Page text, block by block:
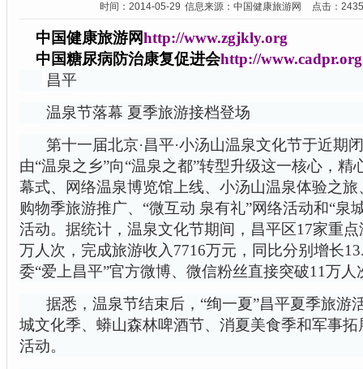
时间：2014-05-29 信息来源：中国健康旅游网 点击：
中国健康旅游网http://www.zgjkly.org
中国糖尿病防治康复促进会http://
昌平
温泉节落幕 夏季旅游接档登场
第十一届北京·昌平·小汤山温泉文化节于近期
由“温泉之乡”向“温泉之都”转型升级这一核心，
幕式、网络温泉博览馆上线、小汤山温泉体验之
购物季旅游推广、“微互动 泉有礼”网络活动和“泉
活动。据统计，温泉文化节期间，昌平区17家重
万人次，完成旅游收入7716万元，同比分别增长
委“爱上昌平”官方微博、微信粉丝直接突破11万人
据悉，温泉节结束后，“绚一夏”昌平夏季旅游
城文化季、蟒山森林啤酒节、消夏美食季和军事
活动。